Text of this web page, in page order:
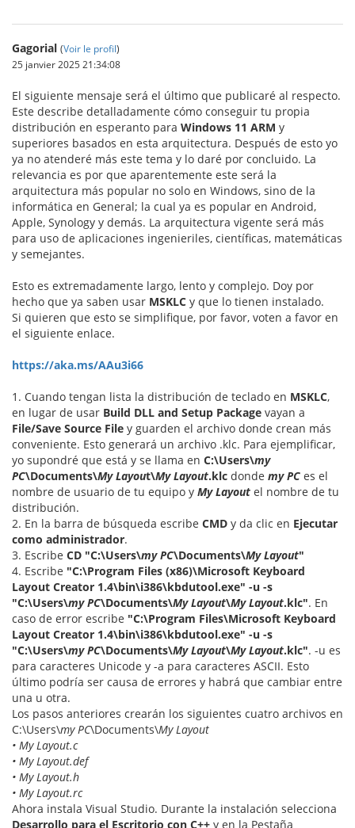
Gagorial (Voir le profil)
25 janvier 2025 21:34:08
El siguiente mensaje será el último que publicaré al respecto.
Este describe detalladamente cómo conseguir tu propia
distribución en esperanto para Windows 11 ARM y
superiores basados en esta arquitectura. Después de esto yo
ya no atenderé más este tema y lo daré por concluido. La
relevancia es por que aparentemente este será la
arquitectura más popular no solo en Windows, sino de la
informática en General; la cual ya es popular en Android,
Apple, Synology y demás. La arquitectura vigente será más
para uso de aplicaciones ingenieriles, científicas, matemáticas
y semejantes.
Esto es extremadamente largo, lento y complejo. Doy por
hecho que ya saben usar MSKLC y que lo tienen instalado.
Si quieren que esto se simplifique, por favor, voten a favor en
el siguiente enlace.
https://aka.ms/AAu3i66
1. Cuando tengan lista la distribución de teclado en MSKLC,
en lugar de usar Build DLL and Setup Package vayan a
File/Save Source File y guarden el archivo donde crean más
conveniente. Esto generará un archivo .klc. Para ejemplificar,
yo supondré que está y se llama en C:\Users\my
PC\Documents\My Layout\My Layout.klc donde my PC es el
nombre de usuario de tu equipo y My Layout el nombre de tu
distribución.
2. En la barra de búsqueda escribe CMD y da clic en Ejecutar
como administrador.
3. Escribe CD "C:\Users\my PC\Documents\My Layout"
4. Escribe "C:\Program Files (x86)\Microsoft Keyboard
Layout Creator 1.4\bin\i386\kbdutool.exe" -u -s
"C:\Users\my PC\Documents\My Layout\My Layout.klc". En
caso de error escribe "C:\Program Files\Microsoft Keyboard
Layout Creator 1.4\bin\i386\kbdutool.exe" -u -s
"C:\Users\my PC\Documents\My Layout\My Layout.klc". -u es
para caracteres Unicode y -a para caracteres ASCII. Esto
último podría ser causa de errores y habrá que cambiar entre
una u otra.
Los pasos anteriores crearán los siguientes cuatro archivos en
C:\Users\my PC\Documents\My Layout
• My Layout.c
• My Layout.def
• My Layout.h
• My Layout.rc
Ahora instala Visual Studio. Durante la instalación selecciona
Desarrollo para el Escritorio con C++ y en la Pestaña